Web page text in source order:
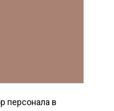
персонала в